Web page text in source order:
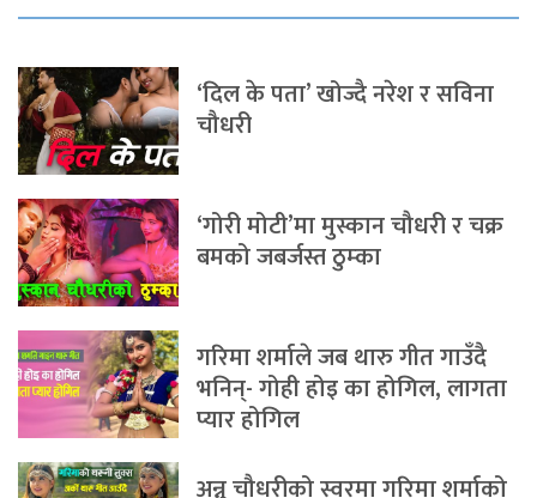
‘दिल के पता’ खोज्दै नरेश र सविना
चौधरी
‘गोरी मोटी’मा मुस्कान चौधरी र चक्र
बमको जबर्जस्त ठुम्का
गरिमा शर्माले जब थारु गीत गाउँदै
भनिन्- गोही होइ का होगिल, लागता
प्यार होगिल
अन्नु चौधरीको स्वरमा गरिमा शर्माको